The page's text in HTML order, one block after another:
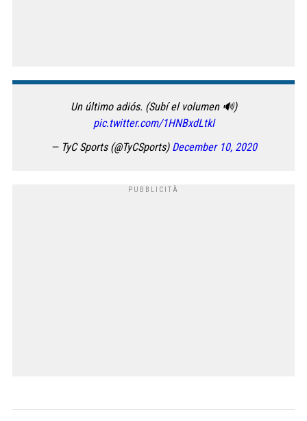
Un último adiós. (Subí el volumen 🔊)
pic.twitter.com/1HNBxdLtkI
— TyC Sports (@TyCSports) December 10, 2020